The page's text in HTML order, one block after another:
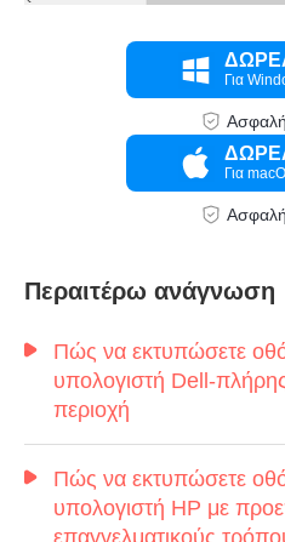
Για
Για
Περαιτέρω ανάγνωση
Πώς να εκτυπώσετε
υπολογιστή Dell-
περιοχή
Πώς να εκτυπώσετε
υπολογιστή HP με
επαγγελματικούς